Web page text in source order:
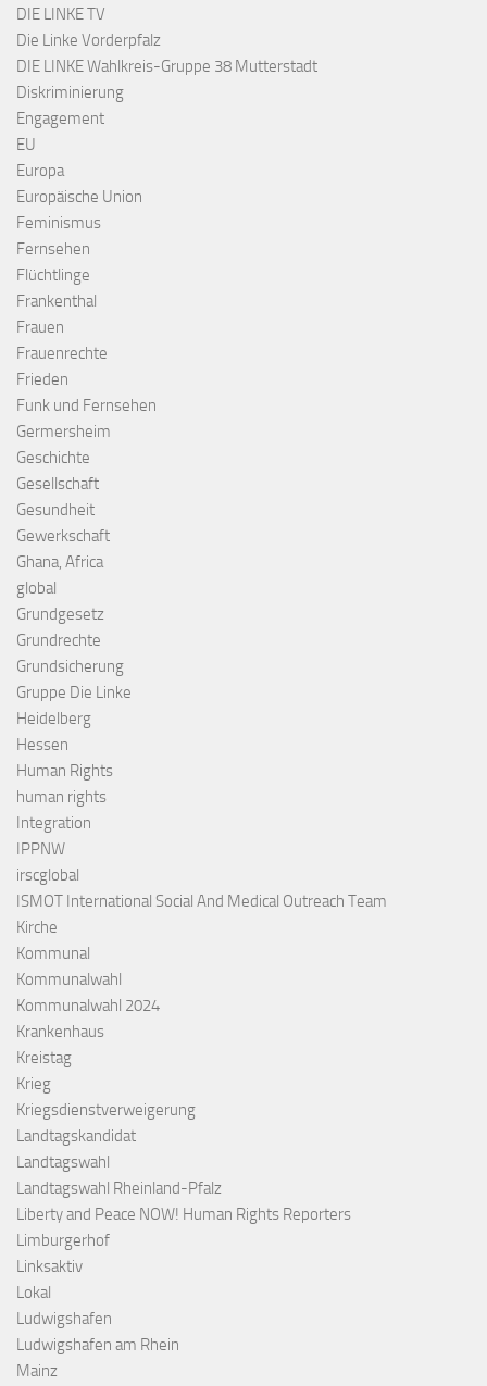
DIE LINKE TV
Die Linke Vorderpfalz
DIE LINKE Wahlkreis-Gruppe 38 Mutterstadt
Diskriminierung
Engagement
EU
Europa
Europäische Union
Feminismus
Fernsehen
Flüchtlinge
Frankenthal
Frauen
Frauenrechte
Frieden
Funk und Fernsehen
Germersheim
Geschichte
Gesellschaft
Gesundheit
Gewerkschaft
Ghana, Africa
global
Grundgesetz
Grundrechte
Grundsicherung
Gruppe Die Linke
Heidelberg
Hessen
Human Rights
human rights
Integration
IPPNW
irscglobal
ISMOT International Social And Medical Outreach Team
Kirche
Kommunal
Kommunalwahl
Kommunalwahl 2024
Krankenhaus
Kreistag
Krieg
Kriegsdienstverweigerung
Landtagskandidat
Landtagswahl
Landtagswahl Rheinland-Pfalz
Liberty and Peace NOW! Human Rights Reporters
Limburgerhof
Linksaktiv
Lokal
Ludwigshafen
Ludwigshafen am Rhein
Mainz